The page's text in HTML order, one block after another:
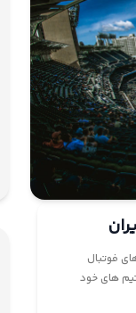
فوتبال
های خود